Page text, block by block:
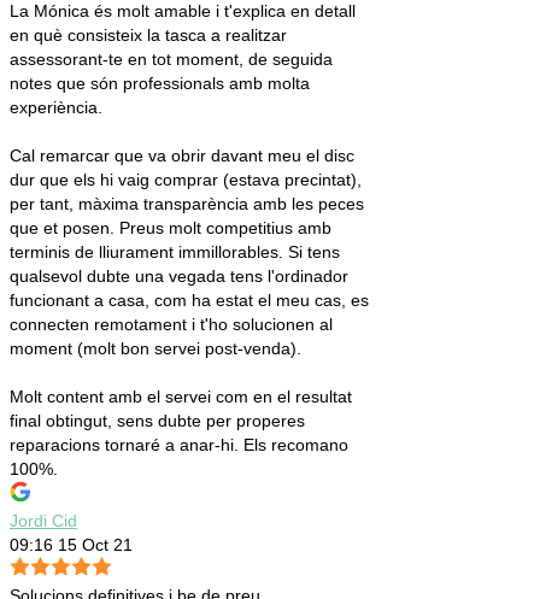
La Mónica és molt amable i t'explica en detall
en què consisteix la tasca a realitzar
assessorant-te en tot moment, de seguida
notes que són professionals amb molta
experiència.
Cal remarcar que va obrir davant meu el disc
dur que els hi vaig comprar (estava precintat),
per tant, màxima transparència amb les peces
que et posen. Preus molt competitius amb
terminis de lliurament immillorables. Si tens
qualsevol dubte una vegada tens l'ordinador
funcionant a casa, com ha estat el meu cas, es
connecten remotament i t'ho solucionen al
moment (molt bon servei post-venda).
Molt content amb el servei com en el resultat
final obtingut, sens dubte per properes
reparacions tornaré a anar-hi. Els recomano
100%.
Jordi Cid
09:16 15 Oct 21